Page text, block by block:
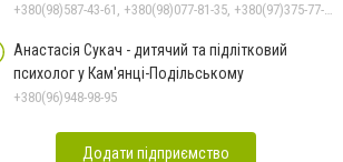
+380(98)587-43-61, +380(98)077-81-35, +380(97)375-77-72, +380(97)982-31-07
Анастасія Сукач - дитячий та підлітковий
психолог у Кам'янці-Подільському
+380(96)948-98-95
Додати підприємство